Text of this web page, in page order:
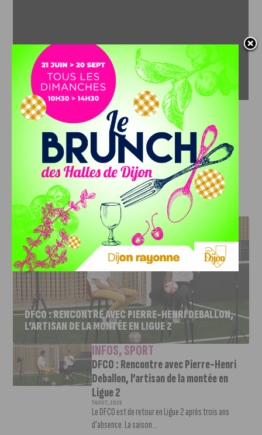
J'AIME LE DFCO
DFCO : RENCONTRE AVEC PIERRE-HENRI DEBALLON,
L’ARTISAN DE LA MONTÉE EN LIGUE 2
INFOS,SPORT
DFCO : Rencontre avec Pierre-Henri
Deballon, l’artisan de la montée en
Ligue 2
7 AOÛT, 2026
Le DFCO est de retour en Ligue 2 après trois ans
d’absence. La saison...